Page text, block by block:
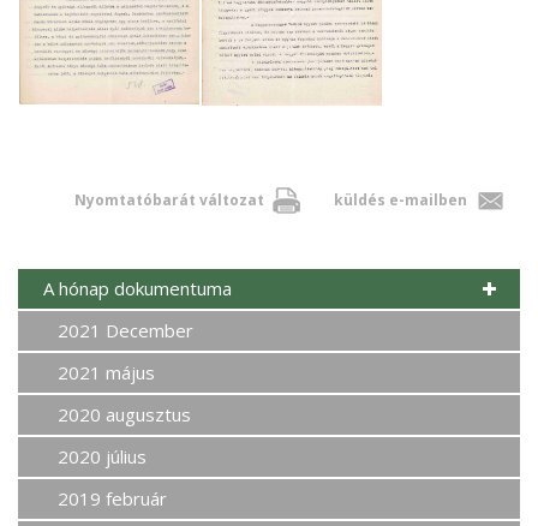
Nyomtatóbarát változat küldés e-mailben
A hónap dokumentuma
2021 December
2021 május
2020 augusztus
2020 július
2019 február